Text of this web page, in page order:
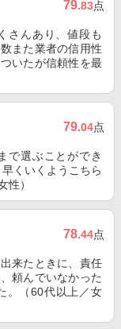
79.83点
さんあり、値段も
また業者の信用性
いたが信頼性を最
79.04点
で選ぶことができ
くいくようこちら
性）
78.44点
来たときに、責任
頼んでいなかった
。（60代以上／女